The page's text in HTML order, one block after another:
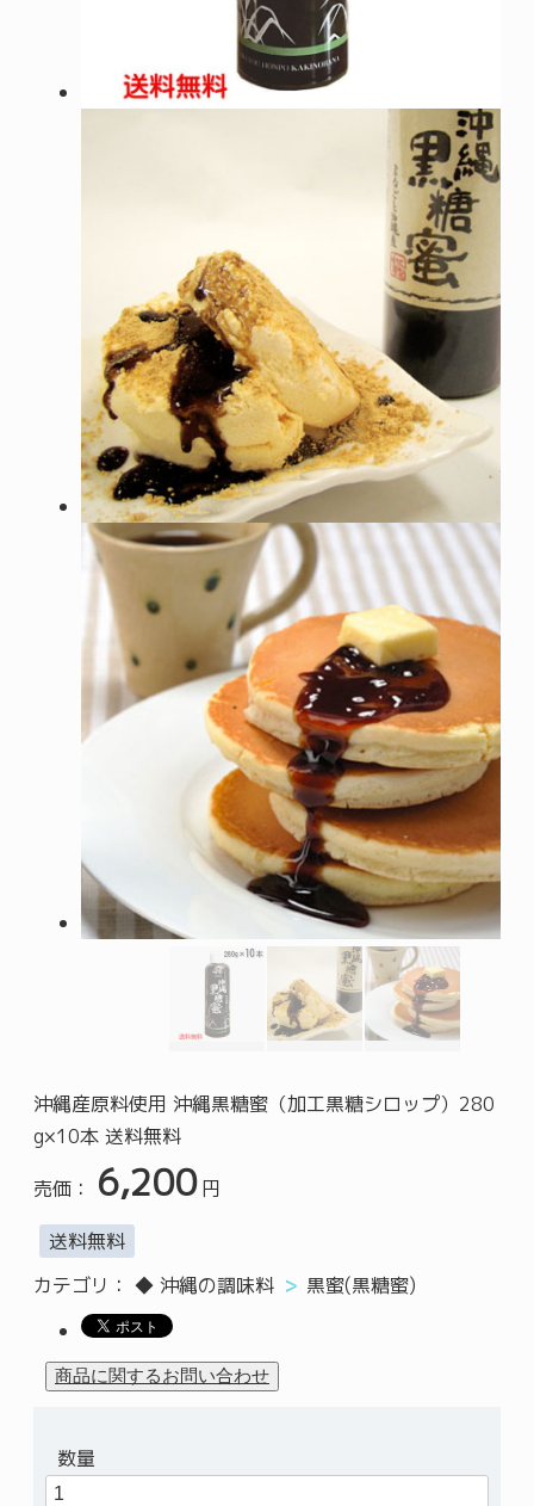
沖縄産原料使用 沖縄黒糖蜜（加工黒糖シロップ）280
g×10本 送料無料
売価：
6,200円
送料無料
カテゴリ： ◆ 沖縄の調味料 黒蜜(黒糖蜜)
数量